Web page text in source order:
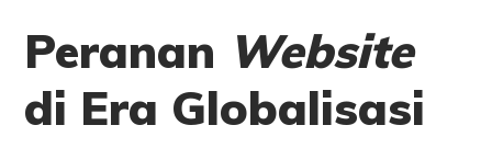
Peranan Website
di Era Globalisasi